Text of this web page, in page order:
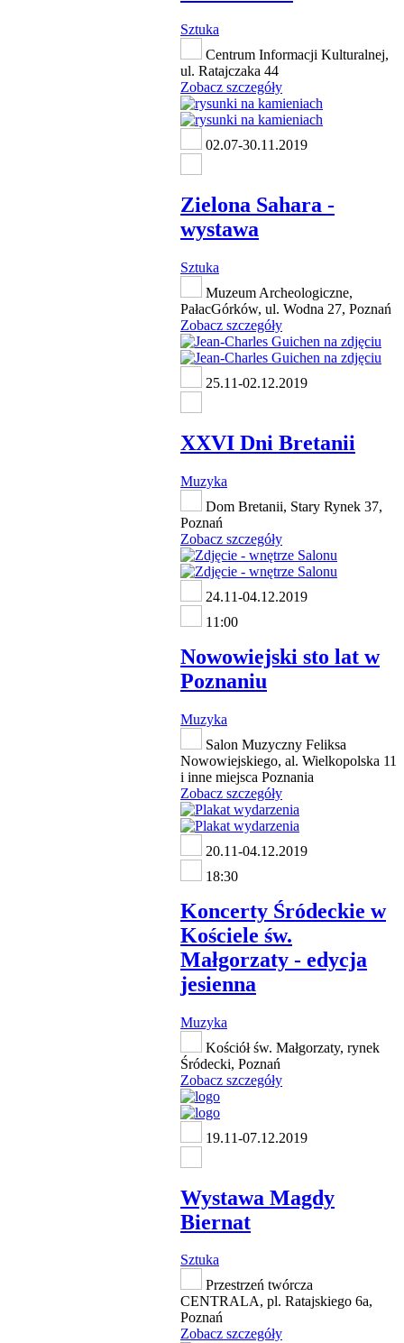
Sztuka
Centrum Informacji Kulturalnej,
ul. Ratajczaka 44
Zobacz szczegóły
02.07-30.11.2019
Zielona Sahara -
wystawa
Sztuka
Muzeum Archeologiczne,
PałacGórków, ul. Wodna 27, Poznań
Zobacz szczegóły
25.11-02.12.2019
XXVI Dni Bretanii
Muzyka
Dom Bretanii, Stary Rynek 37,
Poznań
Zobacz szczegóły
24.11-04.12.2019
11:00
Nowowiejski sto lat w
Poznaniu
Muzyka
Salon Muzyczny Feliksa
Nowowiejskiego, al. Wielkopolska 11
i inne miejsca Poznania
Zobacz szczegóły
20.11-04.12.2019
18:30
Koncerty Śródeckie w
Kościele św.
Małgorzaty - edycja
jesienna
Muzyka
Kościół św. Małgorzaty, rynek
Śródecki, Poznań
Zobacz szczegóły
19.11-07.12.2019
Wystawa Magdy
Biernat
Sztuka
Przestrzeń twórcza
CENTRALA, pl. Ratajskiego 6a,
Poznań
Zobacz szczegóły